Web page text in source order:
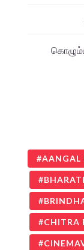
AANGAL
CHITRA